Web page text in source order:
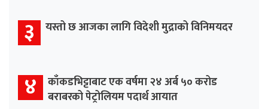
३ यस्तो छ आजका लागि विदेशी मुद्राको विनिमयदर
४ काँकडभिट्टाबाट एक वर्षमा २४ अर्ब ५० करोड
बराबरको पेट्रोलियम पदार्थ आयात